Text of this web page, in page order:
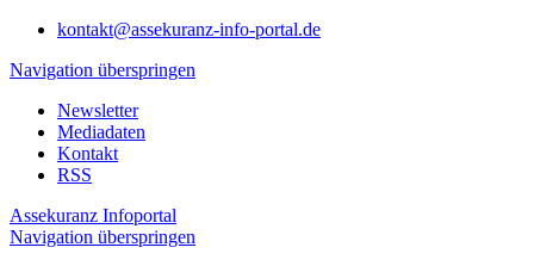
kontakt@assekuranz-info-portal.de
Navigation überspringen
Newsletter
Mediadaten
Kontakt
RSS
Assekuranz Infoportal
Navigation überspringen